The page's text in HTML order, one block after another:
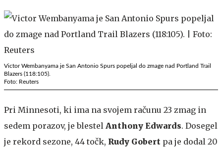
Victor Wembanyama je San Antonio Spurs popeljal do zmage nad Portland Trail
Blazers (118:105).
Foto: Reuters
Pri Minnesoti, ki ima na svojem računu 23 zmag in
sedem porazov, je blestel Anthony Edwards. Dosegel
je rekord sezone, 44 točk, Rudy Gobert pa je dodal 20